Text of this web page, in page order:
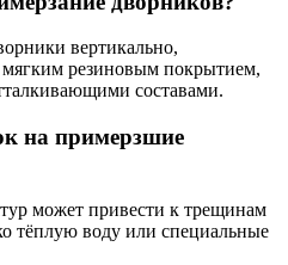
вертикально,
резиновым покрытием,
составами.
на примерзшие
может привести к трещинам
тёплую воду или специальные